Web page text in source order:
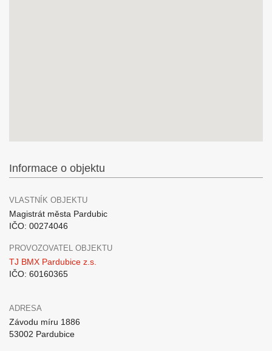
Informace o objektu
VLASTNÍK OBJEKTU
Magistrát města Pardubic
IČO: 00274046
PROVOZOVATEL OBJEKTU
TJ BMX Pardubice z.s.
IČO: 60160365
ADRESA
Závodu míru 1886
53002 Pardubice